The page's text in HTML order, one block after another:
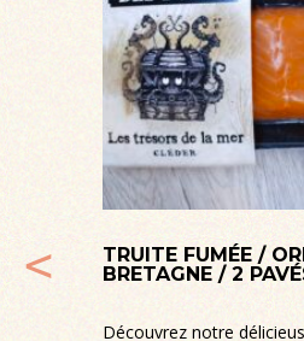
TRUITE FUMÉE /
BRETAGNE / 2
Découvrez notre